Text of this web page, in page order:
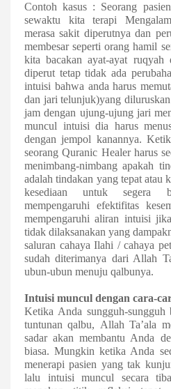
Contoh kasus : Seorang
sewaktu kita terapi
merasa sakit diperutnya dan
membesar seperti orang hamil
kita bacakan ayat-ayat ruqyah
diperut tetap tidak ada
intuisi bahwa anda harus
dan jari telunjuk)yang
jam dengan ujung-ujung jari
muncul intuisi dia harus
dengan jempol kanannya.
seorang Quranic Healer harus
menimbang-nimbang apakah
adalah tindakan yang tepat atau
kesediaan untuk segera
mempengaruhi efektifitas
mempengaruhi aliran intuisi
tidak dilaksanakan yang
saluran cahaya Ilahi / cahaya
sudah diterimanya dari Allah
ubun-ubun menuju qalbunya.
Intuisi muncul dengan cara-
Ketika Anda sungguh-sungguh
tuntunanqalbu, Allah Ta’ala
sadar akan membantu Anda
biasa. Mungkin ketika Anda
menerapi pasien yang tak
lalu intuisi muncul secara